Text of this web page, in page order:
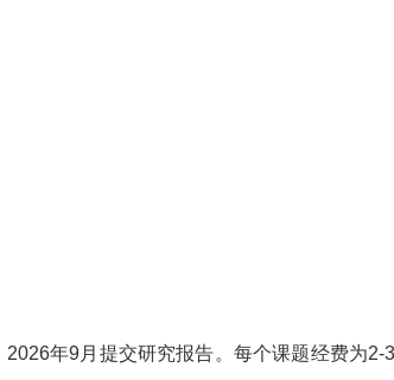
2026年9月提交研究报告。每个课题经费为2-